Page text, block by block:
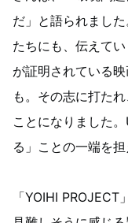
だ」と語られまし
たちにも、伝えて
が証明されている
も。その志に打た
ことになりました
る」ことの一端を担
「YOIHI